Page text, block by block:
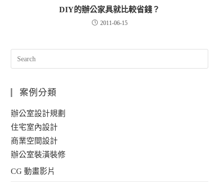
DIY的辦公家具就比較省錢？
2011-06-15
案例分類
辦公室設計規劃
住宅室內設計
商業空間設計
辦公室裝潢裝修
CG 動畫影片